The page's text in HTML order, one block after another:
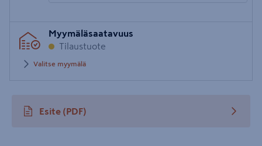
postinumero
Myymäläsaatavuus
Tilaustuote
Valitse myymälä
Esite (PDF)
avautuu uuteen välilehteen